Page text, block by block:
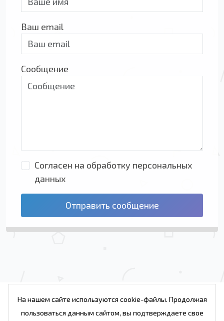
Ваш email
Сообщение
Согласен на обработку персональных
данных
Отправить сообщение
Проекты Услуги Веб студия Блог
На нашем сайте используются cookie-файлы. Продолжая
пользоваться данным сайтом, вы подтверждаете свое